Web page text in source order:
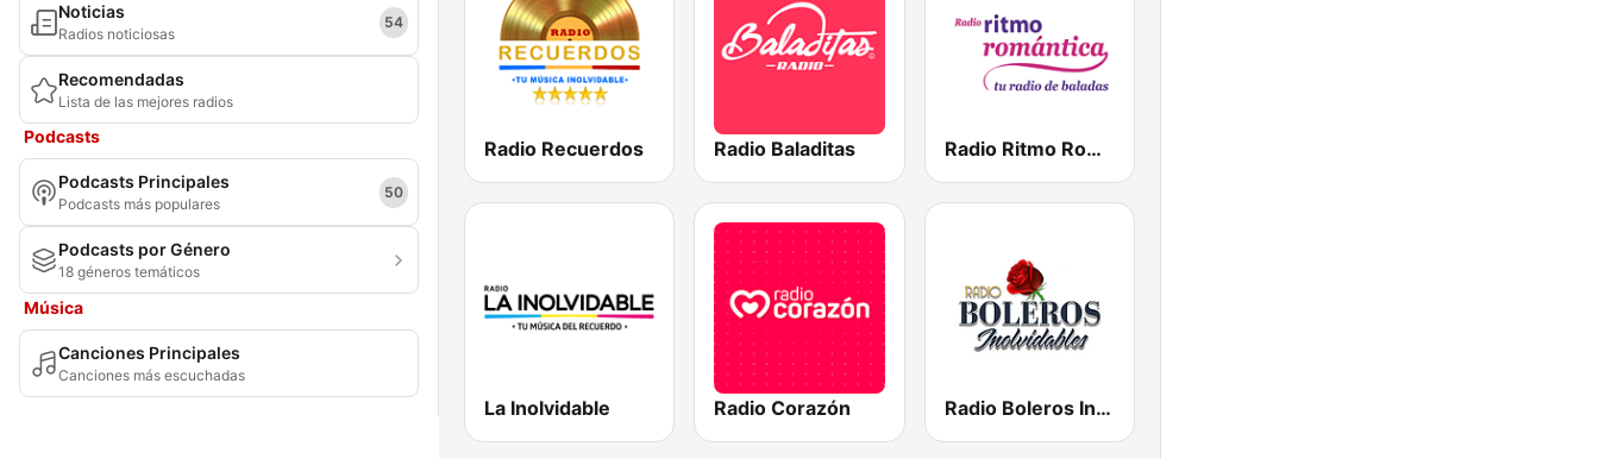
Noticias
Radios noticiosas
54
Recomendadas
Lista de las mejores radios
Podcasts
Podcasts Principales
Podcasts más populares
50
Podcasts por Género
18 géneros temáticos
Música
Canciones Principales
Canciones más escuchadas
Radio Recuerdos Radio Baladitas Radio Ritmo Romántica
La Inolvidable Radio Corazón Radio Boleros Inolvidables